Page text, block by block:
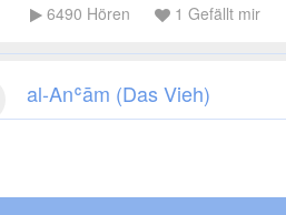
6490 Hören 1 Gefällt mir
al-Anʿām (Das Vieh)